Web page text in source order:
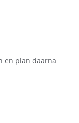
en plan daarna